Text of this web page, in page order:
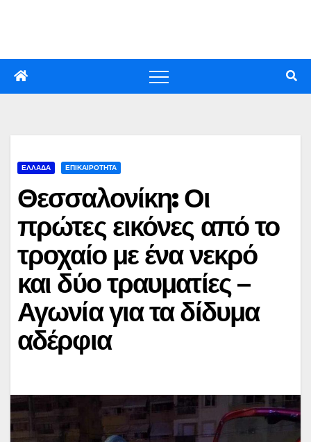
ΕΛΛΑΔΑ ΕΠΙΚΑΙΡΟΤΗΤΑ
Θεσσαλονίκη: Οι
πρώτες εικόνες από το
τροχαίο με ένα νεκρό
και δύο τραυματίες –
Αγωνία για τα δίδυμα
αδέρφια